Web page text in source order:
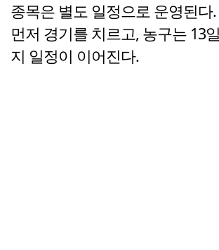
종목은 별도 일정으로 운영된다
먼저 경기를 치르고, 농구는 13
지 일정이 이어진다.